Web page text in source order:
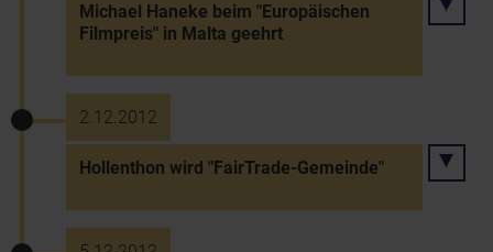
Michael Haneke beim "Europäischen
Filmpreis" in Malta geehrt
2.12.2012
Hollenthon wird "FairTrade-Gemeinde"